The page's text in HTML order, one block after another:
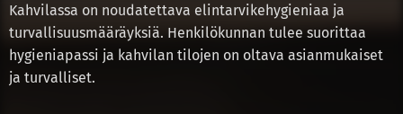
Kahvilassa on noudatettava elintarvikehygieniaa ja
turvallisuusmääräyksiä. Henkilökunnan tulee suorittaa
hygieniapassi ja kahvilan tilojen on oltava asianmukaiset
ja turvalliset.